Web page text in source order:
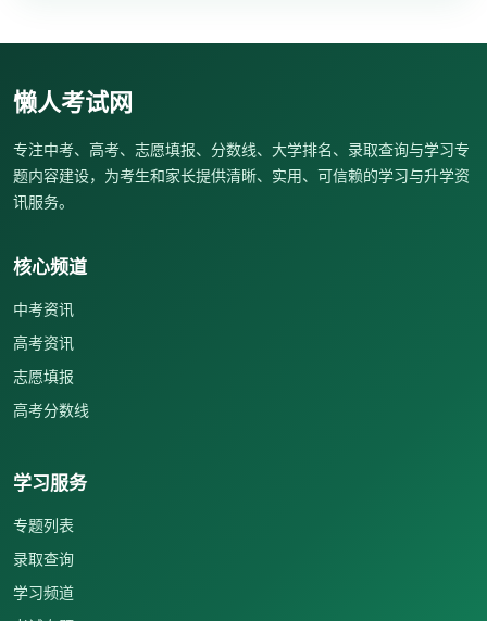
懒人考试网
专注中考、高考、志愿填报、分数线、大学排名、录取查询与学习专
题内容建设，为考生和家长提供清晰、实用、可信赖的学习与升学资
讯服务。
核心频道
中考资讯
高考资讯
志愿填报
高考分数线
学习服务
专题列表
录取查询
学习频道